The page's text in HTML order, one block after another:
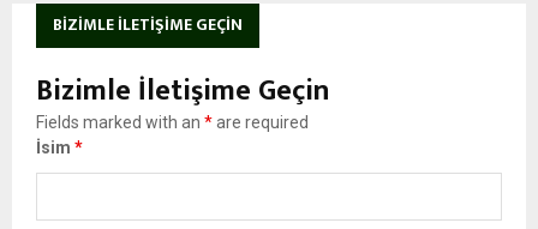
BIZIMLE İLETIŞIME GEÇIN
Bizimle İletişime Geçin
Fields marked with an *are required
İsim *